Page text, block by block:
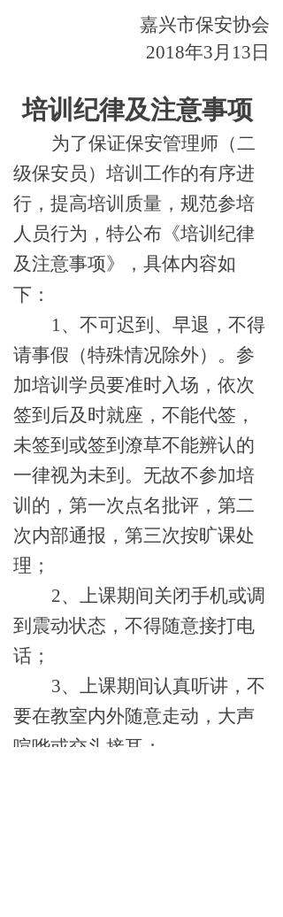
嘉兴市保安协会
2018年3月13日
培训纪律及注意事项
为了保证保安管理师（二
级保安员）培训工作的有序进
行，提高培训质量，规范参培
人员行为，特公布《培训纪律
及注意事项》，具体内容如
下：
1、不可迟到、早退，不得
请事假（特殊情况除外）。参
加培训学员要准时入场，依次
签到后及时就座，不能代签，
未签到或签到潦草不能辨认的
一律视为未到。无故不参加培
训的，第一次点名批评，第二
次内部通报，第三次按旷课处
理；
2、上课期间关闭手机或调
到震动状态，不得随意接打电
话；
3、上课期间认真听讲，不
要在教室内外随意走动，大声
喧哗或交头接耳；